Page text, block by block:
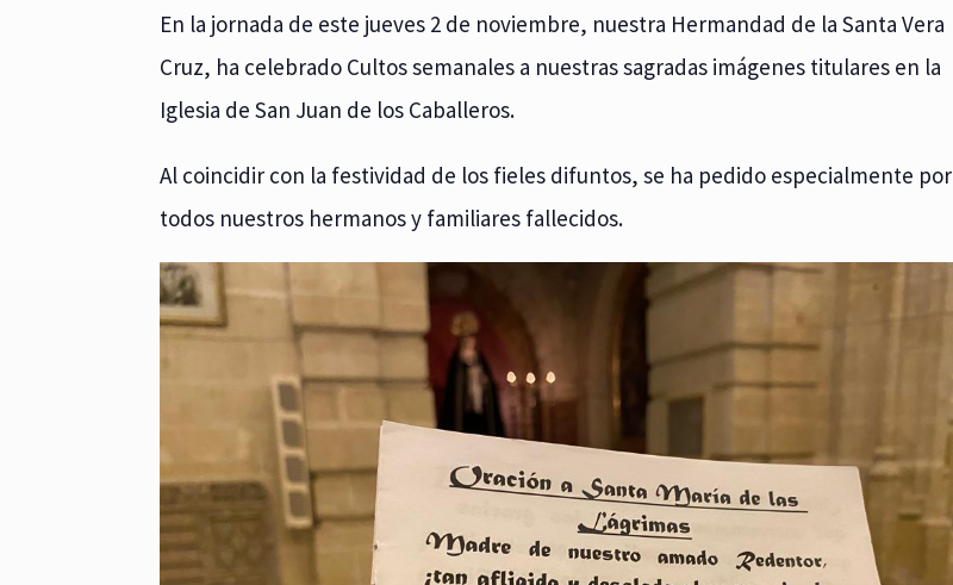
En la jornada de este jueves 2 de noviembre, nuestra Hermandad de la Santa Vera
Cruz, ha celebrado Cultos semanales a nuestras sagradas imágenes titulares en la
Iglesia de San Juan de los Caballeros.
Al coincidir con la festividad de los fieles difuntos, se ha pedido especialmente por
todos nuestros hermanos y familiares fallecidos.